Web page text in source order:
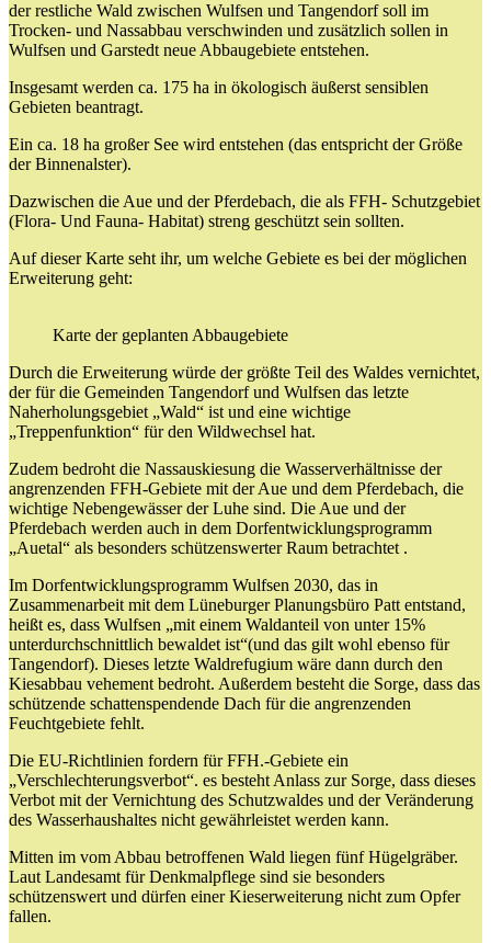
der restliche Wald zwischen Wulfsen und Tangendorf soll im
Trocken- und Nassabbau verschwinden und zusätzlich sollen in
Wulfsen und Garstedt neue Abbaugebiete entstehen.
Insgesamt werden ca. 175 ha in ökologisch äußerst sensiblen
Gebieten beantragt.
Ein ca. 18 ha großer See wird entstehen (das entspricht der Größe
der Binnenalster).
Dazwischen die Aue und der Pferdebach, die als FFH- Schutzgebiet
(Flora- Und Fauna- Habitat) streng geschützt sein sollten.
Auf dieser Karte seht ihr, um welche Gebiete es bei der möglichen
Erweiterung geht:
Karte der geplanten Abbaugebiete
Durch die Erweiterung würde der größte Teil des Waldes vernichtet,
der für die Gemeinden Tangendorf und Wulfsen das letzte
Naherholungsgebiet „Wald“ ist und eine wichtige
„Treppenfunktion“ für den Wildwechsel hat.
Zudem bedroht die Nassauskiesung die Wasserverhältnisse der
angrenzenden FFH-Gebiete mit der Aue und dem Pferdebach, die
wichtige Nebengewässer der Luhe sind. Die Aue und der
Pferdebach werden auch in dem Dorfentwicklungsprogramm
„Auetal“ als besonders schützenswerter Raum betrachtet .
Im Dorfentwicklungsprogramm Wulfsen 2030, das in
Zusammenarbeit mit dem Lüneburger Planungsbüro Patt entstand,
heißt es, dass Wulfsen „mit einem Waldanteil von unter 15%
unterdurchschnittlich bewaldet ist“(und das gilt wohl ebenso für
Tangendorf). Dieses letzte Waldrefugium wäre dann durch den
Kiesabbau vehement bedroht. Außerdem besteht die Sorge, dass das
schützende schattenspendende Dach für die angrenzenden
Feuchtgebiete fehlt.
Die EU-Richtlinien fordern für FFH.-Gebiete ein
„Verschlechterungsverbot“. es besteht Anlass zur Sorge, dass dieses
Verbot mit der Vernichtung des Schutzwaldes und der Veränderung
des Wasserhaushaltes nicht gewährleistet werden kann.
Mitten im vom Abbau betroffenen Wald liegen fünf Hügelgräber.
Laut Landesamt für Denkmalpflege sind sie besonders
schützenswert und dürfen einer Kieserweiterung nicht zum Opfer
fallen.